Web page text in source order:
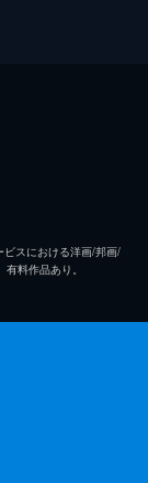
スにおける洋画/邦画/
料作品あり。